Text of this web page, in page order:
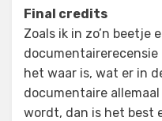
Final credits
Zoals ik in zo’n beetje
documentairerecensie
het waar is, wat er in
documentaire
wordt, dan is het best